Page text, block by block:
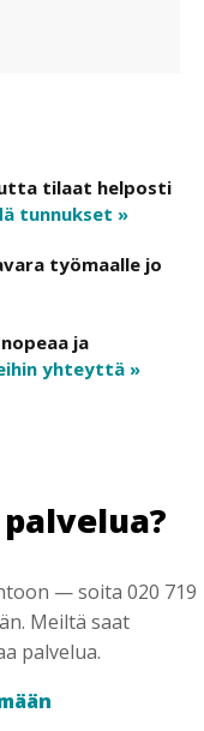
tilaat helposti
tunnukset »
työmaalle jo
ja
yhteyttä »
— soita 020 719
Meiltä saat
palvelua.